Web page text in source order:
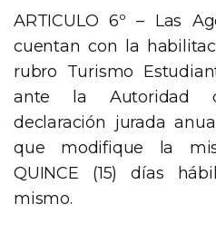
ARTICULO 6º – Las
cuentan con la
rubro Turismo
ante la Autoridad
declaración jurada
que modifique la
QUINCE (15) días
mismo.